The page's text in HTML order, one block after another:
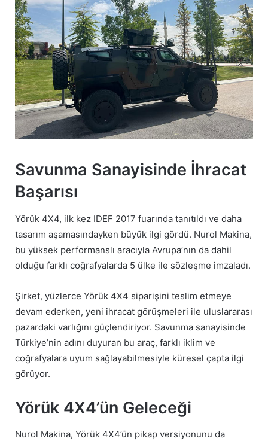
Savunma Sanayisinde İhracat
Başarısı
Yörük 4X4, ilk kez IDEF 2017 fuarında tanıtıldı ve daha
tasarım aşamasındayken büyük ilgi gördü. Nurol Makina,
bu yüksek performanslı aracıyla Avrupa’nın da dahil
olduğu farklı coğrafyalarda 5 ülke ile sözleşme imzaladı.
Şirket, yüzlerce Yörük 4X4 siparişini teslim etmeye
devam ederken, yeni ihracat görüşmeleri ile uluslararası
pazardaki varlığını güçlendiriyor. Savunma sanayisinde
Türkiye’nin adını duyuran bu araç, farklı iklim ve
coğrafyalara uyum sağlayabilmesiyle küresel çapta ilgi
görüyor.
Yörük 4X4’ün Geleceği
Nurol Makina, Yörük 4X4’ün pikap versiyonunu da